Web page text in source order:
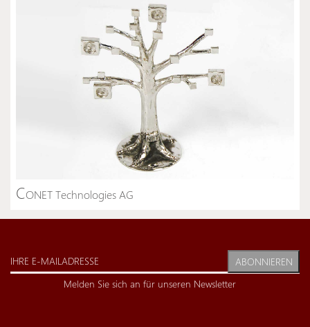
CONET Technologies AG
ABONNIEREN
Melden Sie sich an für unseren Newsletter